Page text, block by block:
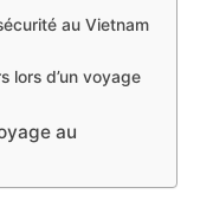
au Vietnam
lors d’un voyage
au